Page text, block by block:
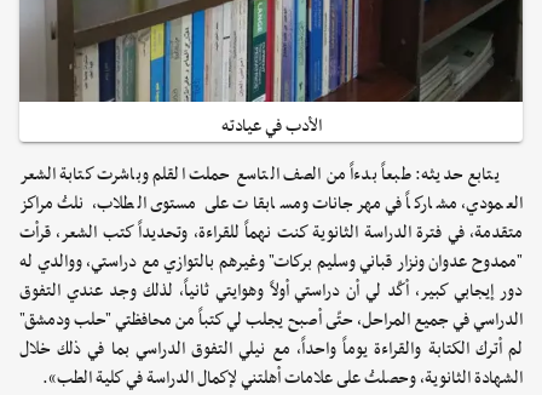
الأدب في عيادته
يتابع حديثه: طبعاً بدءاً من الصف التاسع حملت القلم وباشرت كتابة الشعر
العمودي، مشاركاً في مهرجانات ومسابقات على مستوى الطلاب، نلتُ مراكز
متقدمة، في فترة الدراسة الثانوية كنت نهماً للقراءة، وتحديداً كتب الشعر، قرأت
"ممدوح عدوان ونزار قباني وسليم بركات" وغيرهم بالتوازي مع دراستي، ووالدي له
دور إيجابي كبير، أكّد لي أن دراستي أولاً وهوايتي ثانياً، لذلك وجد عندي التفوق
الدراسي في جميع المراحل، حتّى أصبح يجلب لي كتباً من محافظتي "حلب ودمشق"
لم أترك الكتابة والقراءة يوماً واحداً، مع نيلي التفوق الدراسي بما في ذلك خلال
الشهادة الثانوية، وحصلتُ على علامات أهلتني لإكمال الدراسة في كلية الطب».